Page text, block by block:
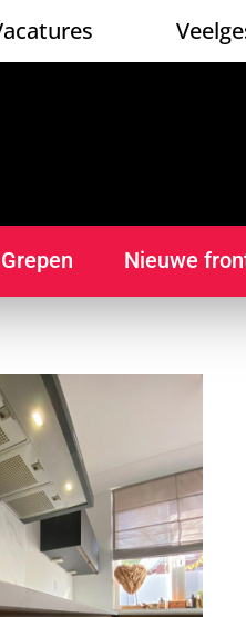
Grepen Nieuwe